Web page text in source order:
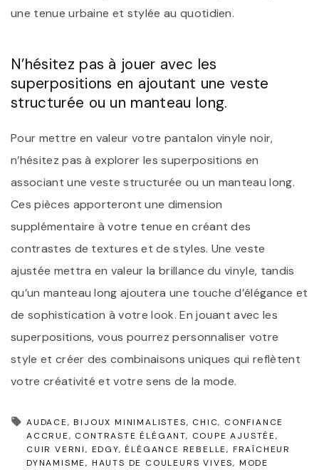
une tenue urbaine et stylée au quotidien.
N’hésitez pas à jouer avec les
superpositions en ajoutant une veste
structurée ou un manteau long.
Pour mettre en valeur votre pantalon vinyle noir,
n’hésitez pas à explorer les superpositions en
associant une veste structurée ou un manteau long.
Ces pièces apporteront une dimension
supplémentaire à votre tenue en créant des
contrastes de textures et de styles. Une veste
ajustée mettra en valeur la brillance du vinyle, tandis
qu’un manteau long ajoutera une touche d’élégance et
de sophistication à votre look. En jouant avec les
superpositions, vous pourrez personnaliser votre
style et créer des combinaisons uniques qui reflètent
votre créativité et votre sens de la mode.
AUDACE BIJOUX MINIMALISTES CHIC CONFIANCE
ACCRUE
CONTRASTE ÉLÉGANT
COUPE AJUSTÉE
CUIR VERNI EDGY ÉLÉGANCE REBELLE FRAÎCHEUR
DYNAMISME HAUTS DE COULEURS VIVES MODE